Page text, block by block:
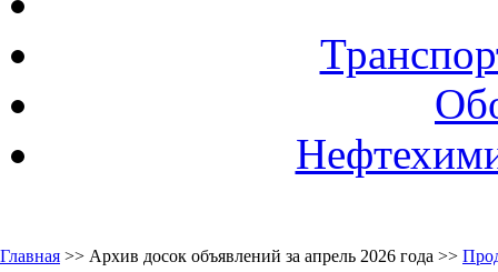
Главная >> Архив досок объявлений за апрель 2026 года >>